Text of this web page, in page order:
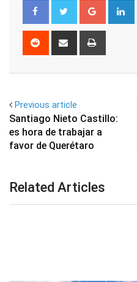
Google+
Reddit
Share
Previous article
Santiago Nieto Castillo:
es hora de trabajar a
favor de Querétaro
Related Articles